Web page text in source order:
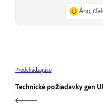
Áno,
Predchádzajúce
Technické požiadavky gen UI